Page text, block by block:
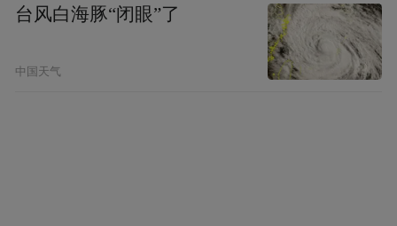
台风白海豚“闭眼”了
中国天气